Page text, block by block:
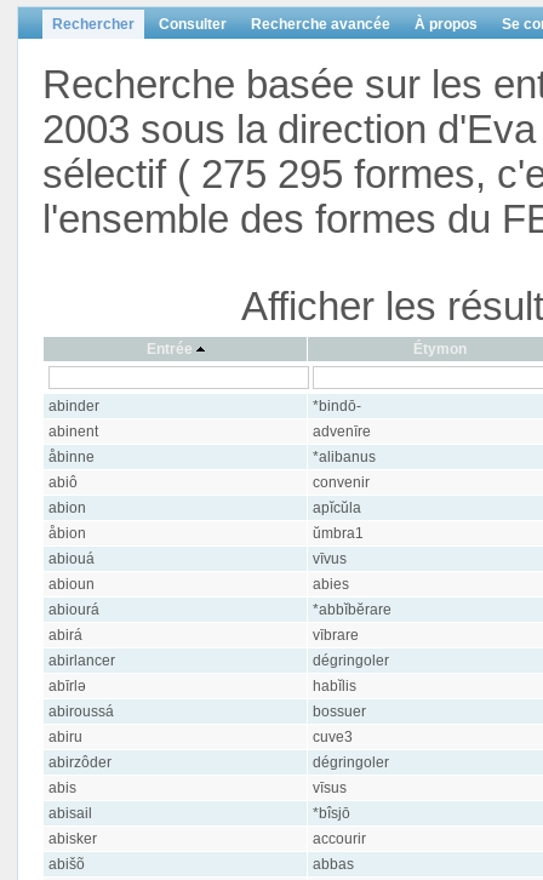
Rechercher Consulter Recherche avancée À propos Se
Recherche basée sur les
2003 sous la direction
sélectif ( 275 295 formes,
l'ensemble des formes du
Afficher les
Entrée Étymon
abinder
*bindō-
abinent
advenīre
åbinne
*alibanus
abiô
convenir
abion
apĭcŭla
åbion
ŭmbra1
abiouá
vīvus
abioun
abies
abiourá
*abbĭbĕrare
abirá
vībrare
abirlancer
dégringoler
abīrlə
habĭlis
abiroussá
bossuer
abiru
cuve3
abirzôder
dégringoler
abis
vīsus
abisail
*bîsjō
abisker
accourir
abišõ
abbas